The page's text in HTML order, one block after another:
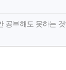
공부해도 못하는